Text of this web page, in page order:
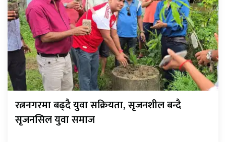
रत्ननगरमा बढ्दै युवा सक्रियता, सृजनशील बन्दै
सृजनसिल युवा समाज